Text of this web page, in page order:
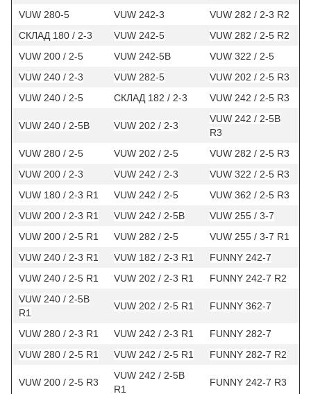
VUW 280-5
VUW 242-3
VUW 282 / 2-3 R2
СКЛАД 180 / 2-3
VUW 242-5
VUW 282 / 2-5 R2
VUW 200 / 2-5
VUW 242-5B
VUW 322 / 2-5
VUW 240 / 2-3
VUW 282-5
VUW 202 / 2-5 R3
VUW 240 / 2-5
СКЛАД 182 / 2-3 VUW 242 / 2-5 R3
VUW 240 / 2-5B VUW 202 / 2-3
VUW 242 / 2-5B
R3
VUW 280 / 2-5
VUW 202 / 2-5
VUW 282 / 2-5 R3
VUW 200 / 2-3
VUW 242 / 2-3
VUW 322 / 2-5 R3
VUW 180 / 2-3 R1
VUW 242 / 2-5
VUW 362 / 2-5 R3
VUW 200 / 2-3 R1
VUW 242 / 2-5B
VUW 255 / 3-7
VUW 200 / 2-5 R1
VUW 282 / 2-5
VUW 255 / 3-7 R1
VUW 240 / 2-3 R1
VUW 182 / 2-3 R1
FUNNY 242-7
VUW 240 / 2-5 R1
VUW 202 / 2-3 R1
FUNNY 242-7 R2
VUW 240 / 2-5B
R1
VUW 202 / 2-5 R1 FUNNY 362-7
VUW 280 / 2-3 R1 VUW 242 / 2-3 R1
FUNNY 282-7
VUW 280 / 2-5 R1
VUW 242 / 2-5 R1 FUNNY 282-7 R2
VUW 200 / 2-5 R3
VUW 242 / 2-5B
R1
FUNNY 242-7 R3